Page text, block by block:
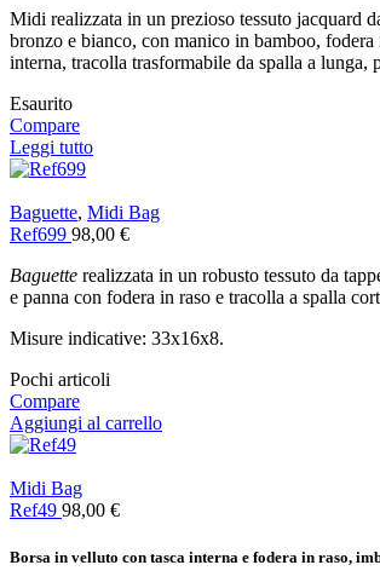
Midi realizzata in un prezioso tessuto jacquard
bronzo e bianco, con manico in bamboo, fodera
interna, tracolla trasformabile da spalla a lunga,
Esaurito
Compare
Leggi tutto
Baguette, Midi Bag
Ref699 98,00 €
Baguette realizzata in un robusto tessuto da
e panna con fodera in raso e tracolla a spalla
Misure indicative: 33x16x8.
Pochi articoli
Compare
Aggiungi al carrello
Midi Bag
Ref49 98,00 €
Borsa in velluto con tasca interna e fodera in raso,